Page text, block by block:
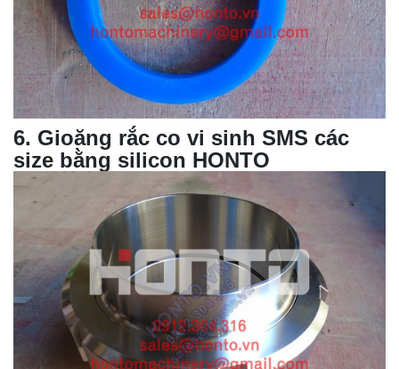
6. Gioăng rắc co vi sinh SMS các
size bằng silicon HONTO